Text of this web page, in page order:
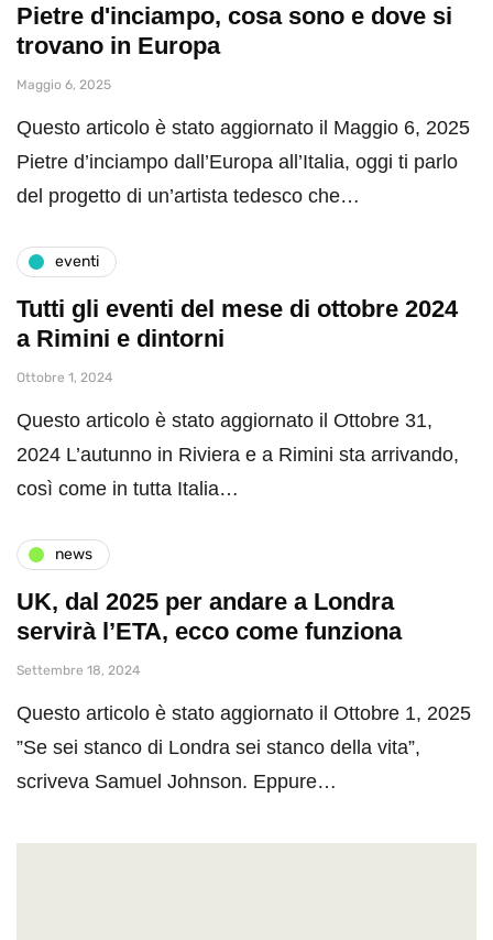
Pietre d'inciampo, cosa sono e dove si
trovano in Europa
Maggio 6, 2025
Questo articolo è stato aggiornato il Maggio 6, 2025
Pietre d’inciampo dall’Europa all’Italia, oggi ti parlo
del progetto di un’artista tedesco che…
eventi
Tutti gli eventi del mese di ottobre 2024
a Rimini e dintorni
Ottobre 1, 2024
Questo articolo è stato aggiornato il Ottobre 31,
2024 L’autunno in Riviera e a Rimini sta arrivando,
così come in tutta Italia…
news
UK, dal 2025 per andare a Londra
servirà l’ETA, ecco come funziona
Settembre 18, 2024
Questo articolo è stato aggiornato il Ottobre 1, 2025
”Se sei stanco di Londra sei stanco della vita”,
scriveva Samuel Johnson. Eppure…